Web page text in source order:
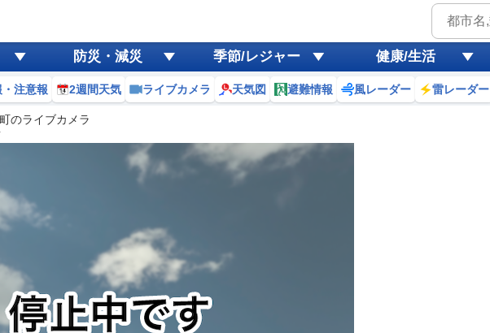
防災・減災 季節/レジャー 健康/生活
注意報 2週間天気 ライブカメラ 天気図 避難情報 風レーダー 雷レーダー
のライブカメラ